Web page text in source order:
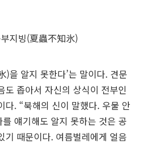
지빙(夏蟲不知氷)
)을 알지 못한다’는 말이다. 견문
도 좁아서 자신의 상식이 전부인
다. “북해의 신이 말했다. 우물 안
얘기해도 알지 못하는 것은 공
기 때문이다. 여름벌레에게 얼음